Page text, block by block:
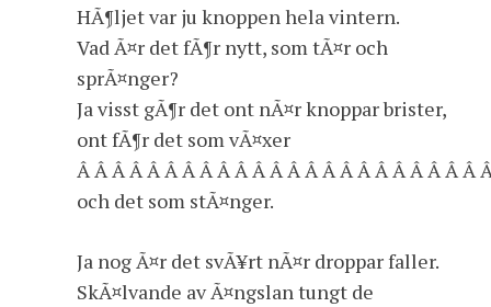
HÃ¶ljet var ju knoppen hela vintern.
Vad Ã¤r det fÃ¶r nytt, som tÃ¤r och
sprÃ¤nger?
Ja visst gÃ¶r det ont nÃ¤r knoppar brister,
ont fÃ¶r det som vÃ¤xer
Â Â Â Â Â Â Â Â Â Â Â Â Â Â Â Â Â Â Â Â Â Â Â
och det som stÃ¤nger.
Ja nog Ã¤r det svÃ¥rt nÃ¤r droppar faller.
SkÃ¤lvande av Ã¤ngslan tungt de